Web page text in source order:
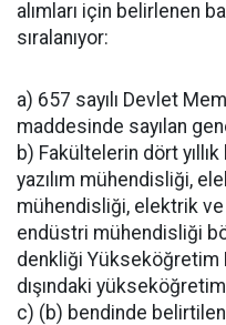
alımları için belirlenen
sıralanıyor:
a) 657 sayılı Devlet
maddesinde sayılan
b) Fakültelerin dört
yazılım mühendisliği,
mühendisliği, elektrik
endüstri mühendisliği
denkliği
dışındaki
c) (b) bendinde